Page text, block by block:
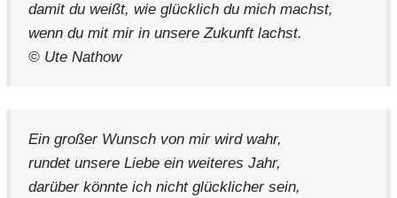
damit du weißt, wie glücklich du mich machst,
wenn du mit mir in unsere Zukunft lachst.
© Ute Nathow
Ein großer Wunsch von mir wird wahr,
rundet unsere Liebe ein weiteres Jahr,
darüber könnte ich nicht glücklicher sein,